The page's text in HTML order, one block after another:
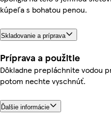
kúpeľa s bohatou penou.
Skladovanie a príprava
Príprava a použitie
Dôkladne prepláchnite vodou
potom nechte vyschnúť.
Ďalšie informácie